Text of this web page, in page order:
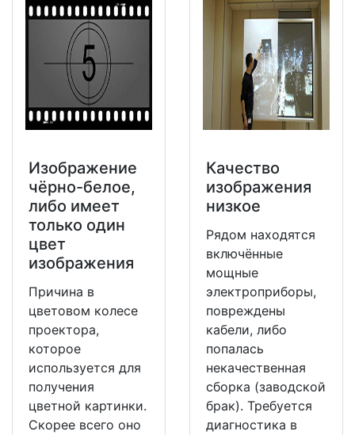
Изображение
чёрно-белое,
либо имеет
только один
цвет
изображения
Причина в
цветовом колесе
проектора,
которое
используется для
получения
цветной картинки.
Скорее всего оно
Качество
изображения
низкое
Рядом находятся
включённые
мощные
электроприборы,
повреждены
кабели, либо
попалась
некачественная
сборка (заводской
брак). Требуется
диагностика в